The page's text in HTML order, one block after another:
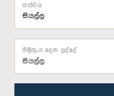
තත්වය
සියල්ල
පිළිතුරු දෙන ලද්දේ